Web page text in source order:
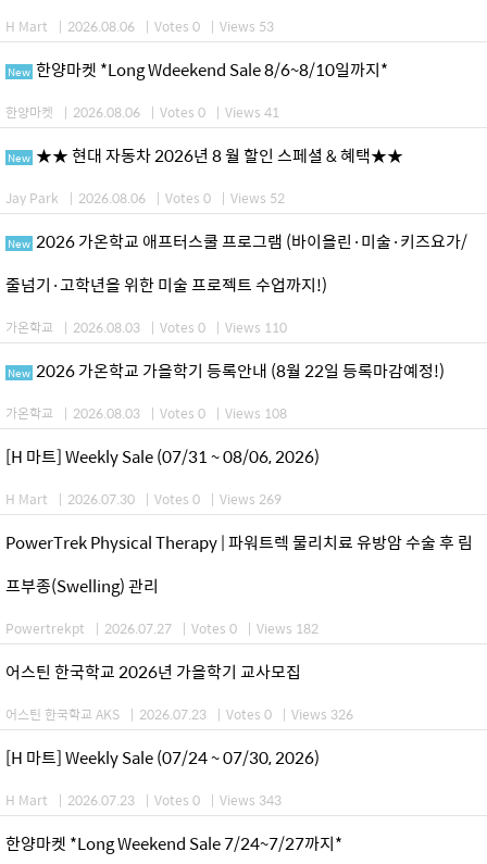
H Mart | 2026.08.06 | Votes 0 | Views 53
New 한양마켓 *Long Wdeekend Sale 8/6~8/10일까지*
한양마켓 | 2026.08.06 | Votes 0 | Views 41
New ★★ 현대 자동차 2026년 8 월 할인 스페셜 & 혜택★★
Jay Park | 2026.08.06 | Votes 0 | Views 52
New 2026 가온학교 애프터스쿨 프로그램 (바이올린·미술·키즈요가/
줄넘기·고학년을 위한 미술 프로젝트 수업까지!)
가온학교 | 2026.08.03 | Votes 0 | Views 110
New 2026 가온학교 가을학기 등록안내 (8월 22일 등록마감예정!)
가온학교 | 2026.08.03 | Votes 0 | Views 108
[H 마트] Weekly Sale (07/31 ~ 08/06, 2026)
H Mart | 2026.07.30 | Votes 0 | Views 269
PowerTrek Physical Therapy | 파워트렉 물리치료 유방암 수술 후 림
프부종(Swelling) 관리
Powertrekpt | 2026.07.27 | Votes 0 | Views 182
어스틴 한국학교 2026년 가을학기 교사모집
어스틴 한국학교 AKS | 2026.07.23 | Votes 0 | Views 326
[H 마트] Weekly Sale (07/24 ~ 07/30, 2026)
H Mart | 2026.07.23 | Votes 0 | Views 343
한양마켓 *Long Weekend Sale 7/24~7/27까지*